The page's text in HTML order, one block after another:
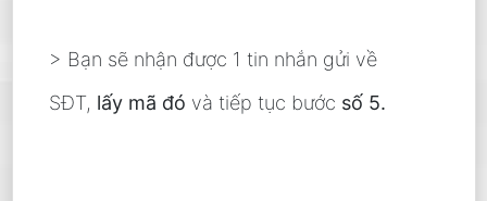
> Bạn sẽ nhận được 1 tin nhắn gửi về
SĐT, lấy mã đó và tiếp tục bước số 5.